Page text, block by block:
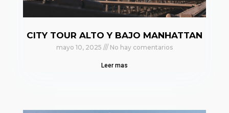
CITY TOUR ALTO Y BAJO MANHATTAN
mayo 10, 2025 No hay comentarios
Leer mas